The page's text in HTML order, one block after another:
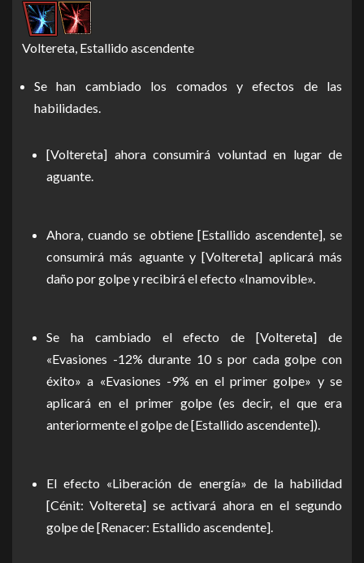
Voltereta, Estallido ascendente
Se han cambiado los comados y efectos de las
habilidades.
[Voltereta] ahora consumirá voluntad en lugar de
aguante.
Ahora, cuando se obtiene [Estallido ascendente], se
consumirá más aguante y [Voltereta] aplicará más
daño por golpe y recibirá el efecto «Inamovible».
Se ha cambiado el efecto de [Voltereta] de
«Evasiones -12% durante 10 s por cada golpe con
éxito» a «Evasiones -9% en el primer golpe» y se
aplicará en el primer golpe (es decir, el que era
anteriormente el golpe de [Estallido ascendente]).
El efecto «Liberación de energía» de la habilidad
[Cénit: Voltereta] se activará ahora en el segundo
golpe de [Renacer: Estallido ascendente].